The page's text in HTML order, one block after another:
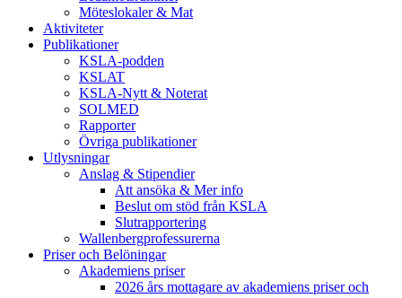
Möteslokaler & Mat
Aktiviteter
Publikationer
KSLA-podden
KSLAT
KSLA-Nytt & Noterat
SOLMED
Rapporter
Övriga publikationer
Utlysningar
Anslag & Stipendier
Att ansöka & Mer info
Beslut om stöd från KSLA
Slutrapportering
Wallenbergprofessurerna
Priser och Belöningar
Akademiens priser
2026 års mottagare av akademiens priser och